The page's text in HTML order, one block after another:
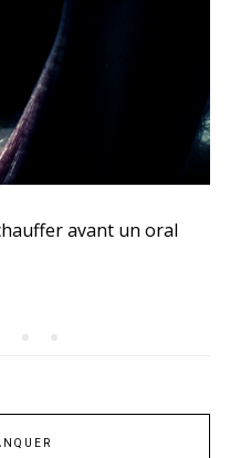
avant un oral